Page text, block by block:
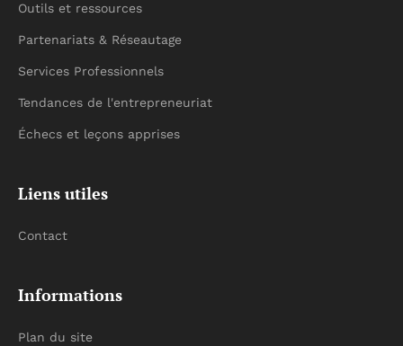
Outils et ressources
Partenariats & Réseautage
Services Professionnels
Tendances de l'entrepreneuriat
Échecs et leçons apprises
Liens utiles
Contact
Informations
Plan du site